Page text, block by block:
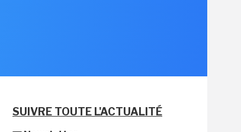
SUIVRE TOUTE L'ACTUALITÉ